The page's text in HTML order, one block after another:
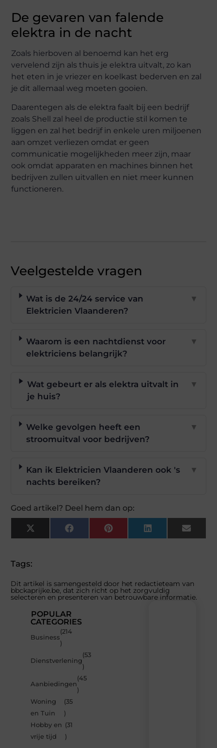
De gevaren van falende
elektra in de nacht
Zoals hierboven al benoemd kan het erg
vervelend zijn als thuis je elektra uitvalt, zo kan
het eten in je vriezer en koelkast bederven en zal
je dit allemaal weg moeten gooien.
Daarentegen als de elektra faalt bij een bedrijf
zoals Shell zal heel de productie stil komen te
liggen en zal het bedrijf in enkele uren miljoenen
aan omzet verliezen omdat er geen
communicatie mogelijkheden meer zijn, maar
ook omdat apparaten en machines binnen het
bedrijven zullen uitvallen en niet meer kunnen
functioneren.
Veelgestelde vragen
Wat is de 24/24 service van
Elektricien Vlaanderen?
▼
Waarom is een nachtdienst voor
elektriciens belangrijk?
▼
Wat gebeurt er als elektra uitvalt in
je huis?
▼
Welke gevolgen heeft een
stroomuitval voor bedrijven?
▼
Kan ik Elektricien Vlaanderen ook 's
nachts bereiken?
▼
Goed artikel? Deel hem dan op:
X
(Twitter)
FacebookPinterestLinkedInEmail
Tags:
Dit artikel is samengesteld door het redactieteam van
bbckaprijke.be, dat zich richt op het zorgvuldig
selecteren en presenteren van betrouwbare informatie.
POPULAR
CATEGORIES
Business
(214
)
Dienstverlening
(53
)
Aanbiedingen
(45
)
Woning
en Tuin
(35
)
Hobby en
vrije tijd
(31
)